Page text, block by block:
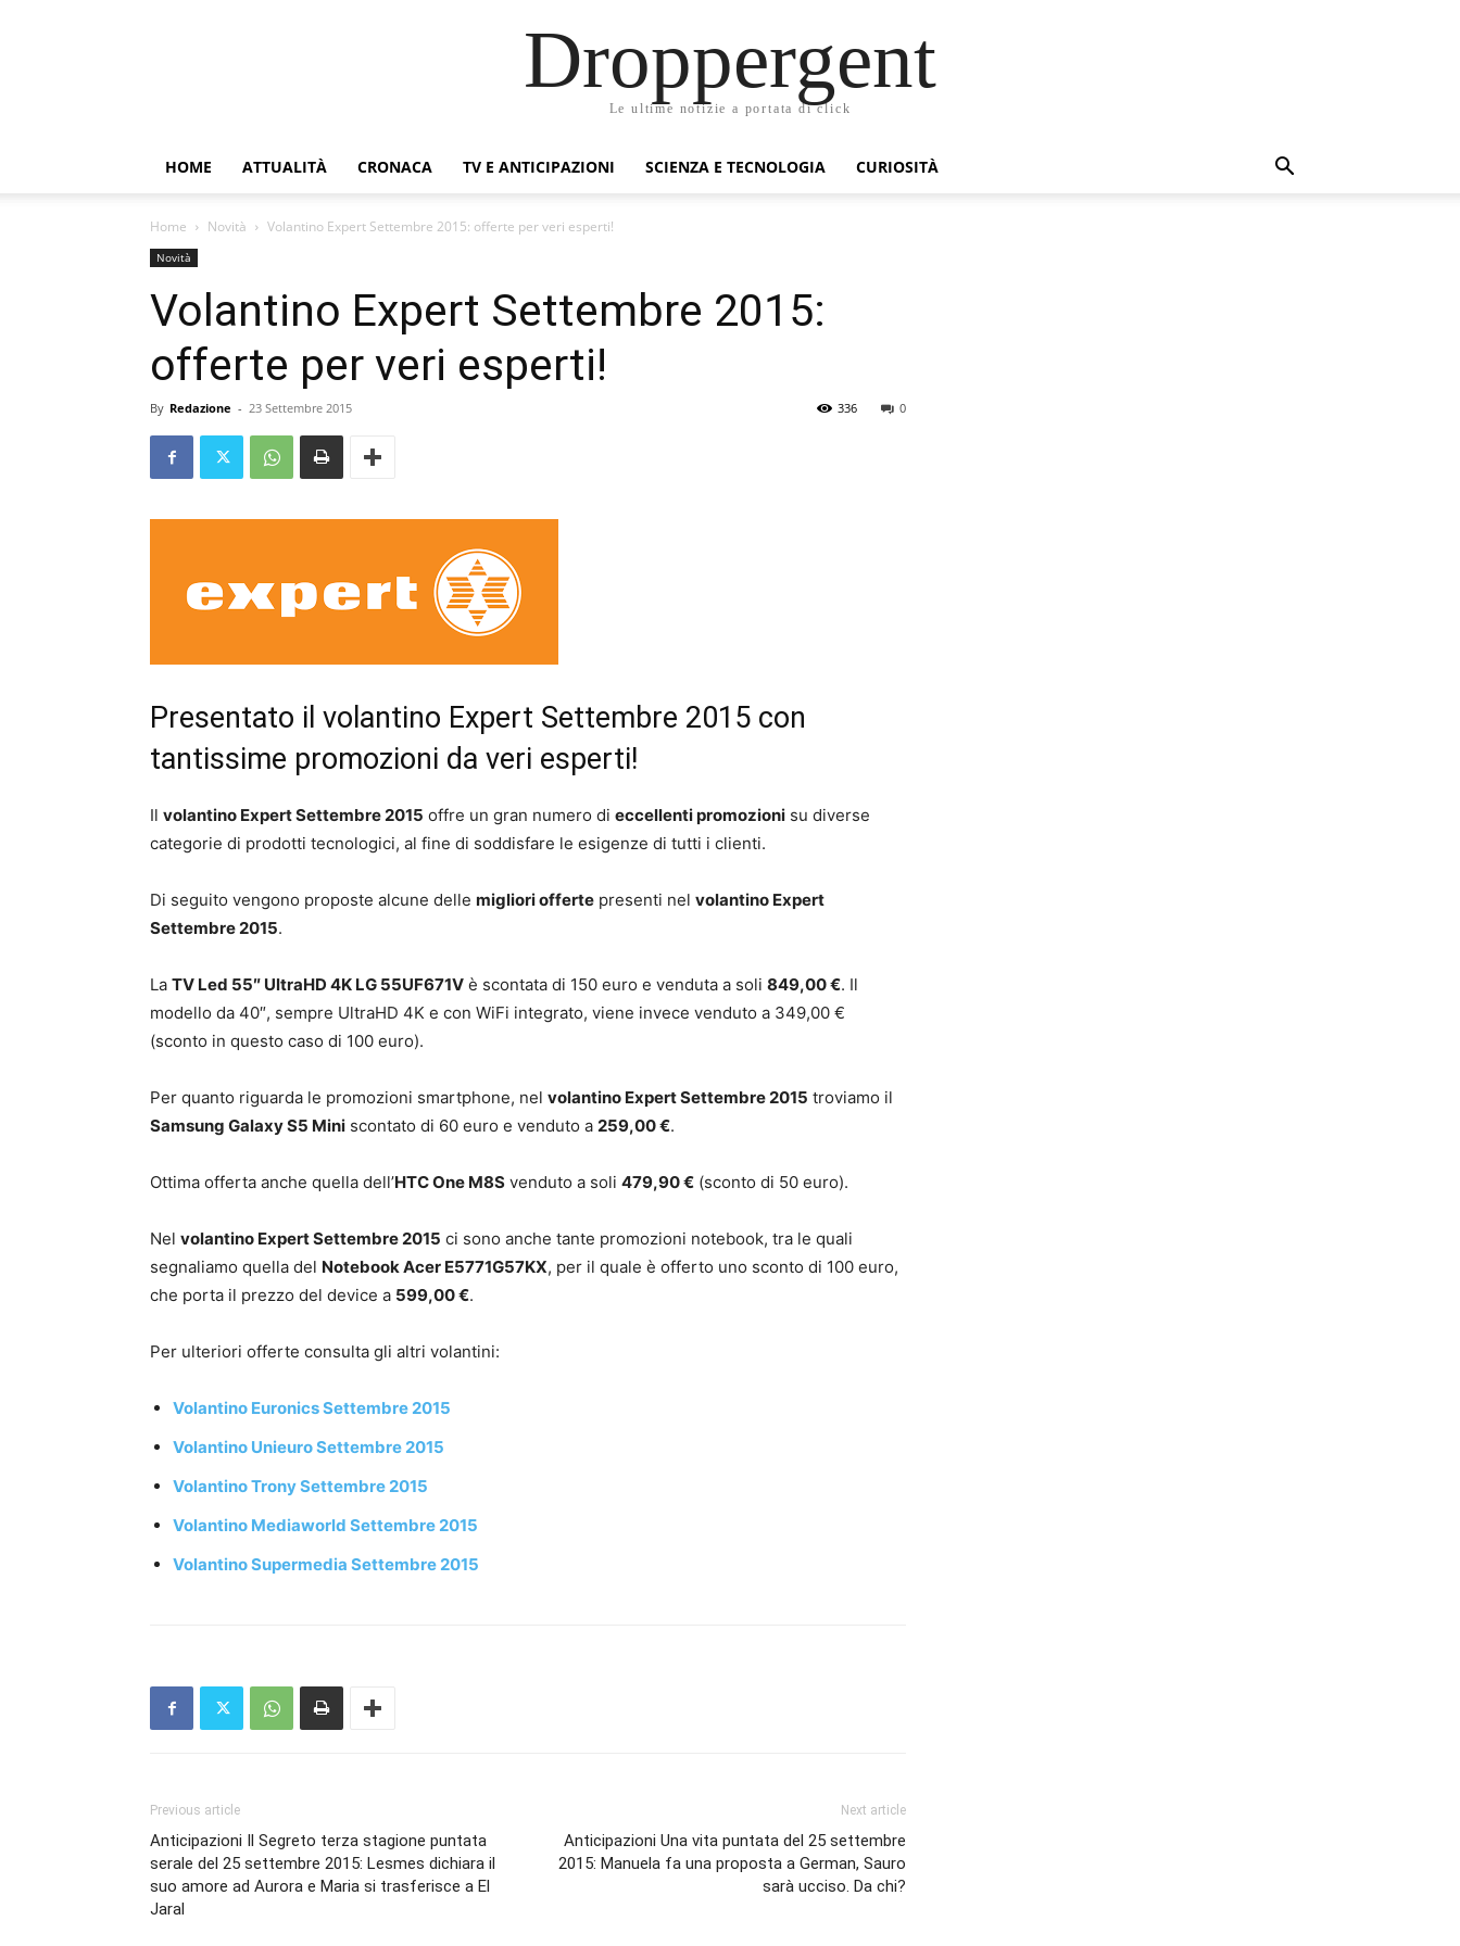
Droppergent
Le ultime notizie a portata di click
HOME ATTUALITÀ CRONACA TV E ANTICIPAZIONI SCIENZA E TECNOLOGIA CURIOSITÀ
Home Novità Volantino Expert Settembre 2015: offerte per veri esperti!
Novità
Volantino Expert Settembre 2015:
offerte per veri esperti!
By Redazione - 23 Settembre 2015 0
336
Presentato il volantino Expert Settembre 2015 con
tantissime promozioni da veri esperti!
Il volantino Expert Settembre 2015 offre un gran numero di eccellenti promozioni su diverse
categorie di prodotti tecnologici, al fine di soddisfare le esigenze di tutti i clienti.
Di seguito vengono proposte alcune delle migliori offerte presenti nel volantino Expert
Settembre 2015.
La TV Led 55″ UltraHD 4K LG 55UF671V è scontata di 150 euro e venduta a soli 849,00 €. Il
modello da 40″, sempre UltraHD 4K e con WiFi integrato, viene invece venduto a 349,00 €
(sconto in questo caso di 100 euro).
Per quanto riguarda le promozioni smartphone, nel volantino Expert Settembre 2015 troviamo il
Samsung Galaxy S5 Mini scontato di 60 euro e venduto a 259,00 €.
Ottima offerta anche quella dell’HTC One M8S venduto a soli 479,90 € (sconto di 50 euro).
Nel volantino Expert Settembre 2015 ci sono anche tante promozioni notebook, tra le quali
segnaliamo quella del Notebook Acer E5771G57KX, per il quale è offerto uno sconto di 100 euro,
che porta il prezzo del device a 599,00 €.
Per ulteriori offerte consulta gli altri volantini:
Volantino Euronics Settembre 2015
Volantino Unieuro Settembre 2015
Volantino Trony Settembre 2015
Volantino Mediaworld Settembre 2015
Volantino Supermedia Settembre 2015
Previous article
Anticipazioni Il Segreto terza stagione puntata
serale del 25 settembre 2015: Lesmes dichiara il
suo amore ad Aurora e Maria si trasferisce a El
Jaral
Next article
Anticipazioni Una vita puntata del 25 settembre
2015: Manuela fa una proposta a German, Sauro
sarà ucciso. Da chi?